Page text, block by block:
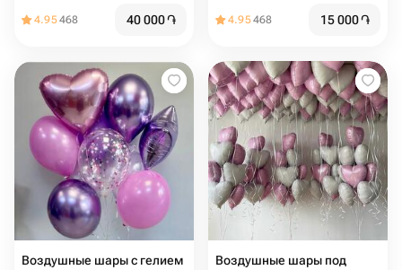
4.95468 40 000֏ 4.95468 15 000֏
Воздушные шары с гелием
Воздушные шары под